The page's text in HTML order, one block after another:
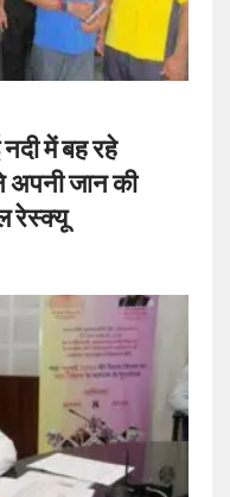
में बह रहे
अपनी जान की
रेस्क्यू